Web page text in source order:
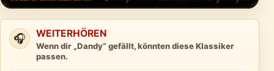
🎧 WEITERHÖREN
Wenn dir „Dandy“ gefällt, könnten diese Klassiker
passen.